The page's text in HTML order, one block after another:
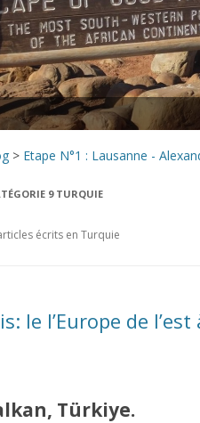
ETAPE N°5 :
VICTORIA –
ETAPE N°6 :
ETAPE N°7 :
ETAPE N°8 :
> Etape N°1 : Lausanne -
9 TURQUIE
écrits en Turquie
le l’Europe de l’est
Türkiye.